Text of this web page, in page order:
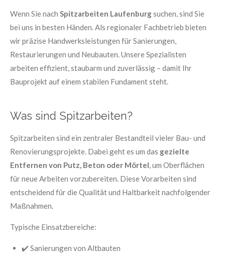
Wenn Sie nach Spitzarbeiten Laufenburgsuchen, sind Sie
bei uns in besten Händen. Als regionaler Fachbetrieb bieten
wir präzise Handwerksleistungen für Sanierungen,
Restaurierungen und Neubauten. Unsere Spezialisten
arbeiten effizient, staubarm und zuverlässig – damit Ihr
Bauprojekt auf einem stabilen Fundament steht.
Was sind Spitzarbeiten?
Spitzarbeiten sind ein zentraler Bestandteil vieler Bau- und
Renovierungsprojekte. Dabei geht es um das gezielte
Entfernen von Putz, Beton oder Mörtel, um Oberflächen
für neue Arbeiten vorzubereiten. Diese Vorarbeiten sind
entscheidend für die Qualität und Haltbarkeit nachfolgender
Maßnahmen.
Typische Einsatzbereiche:
✔️ Sanierungen von Altbauten